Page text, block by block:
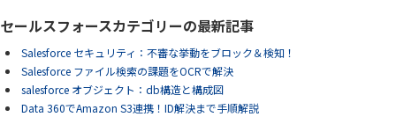
セールスフォースカテゴリーの最新記事
Salesforce セキュリティ：不審な挙動をブロック＆検知！
Salesforce ファイル検索の課題をOCRで解決
salesforce オブジェクト：db構造と構成図
Data 360でAmazon S3連携！ID解決まで手順解説